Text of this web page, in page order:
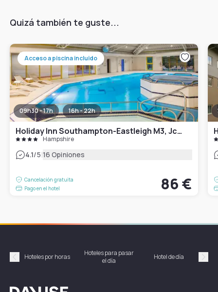
Quizá también te guste...
Acceso a piscina incluido
09h30 - 17h 16h - 22h
Holiday Inn Southampton-Eastleigh M3, Jct13
Hampshire
4.1/5|16 Opiniones
Cancelación gratuita
Pago en el hotel
86 €
Précédent
Hoteles por horas
Hoteles para pasar
el día
Hotel de día